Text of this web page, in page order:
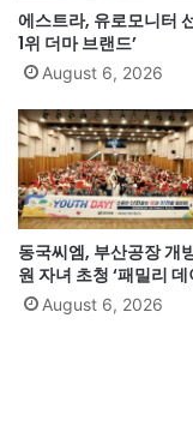
에스트라, 유로모니터
1위 더마 브랜드’
August 6, 2026
동국씨엠, 부산공장 개
원 자녀 초청 ‘패밀리 데
August 6, 2026